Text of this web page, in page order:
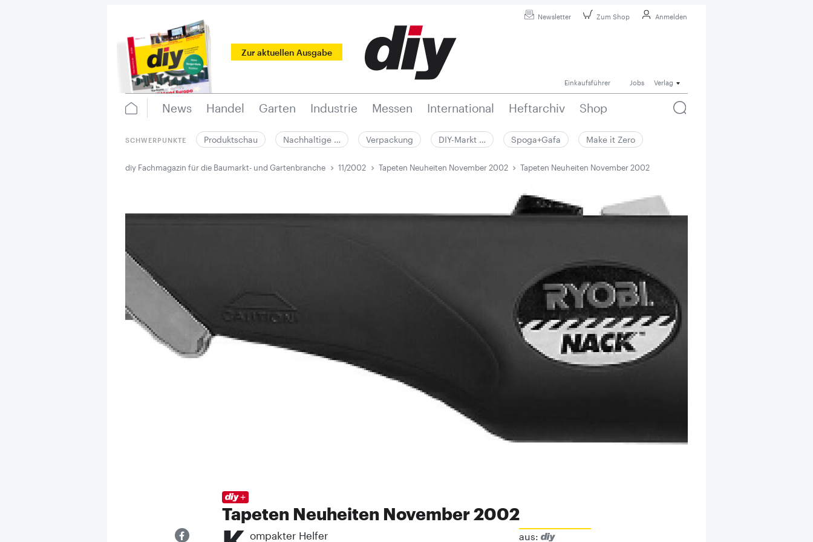
Newsletter Zum Shop Anmelden
Zur aktuellen Ausgabe
Einkaufsführer Jobs Verlag
News Handel Garten Industrie Messen International Heftarchiv Shop
SCHWERPUNKTE Produktschau Nachhaltige … Verpackung DIY-Markt … Spoga+Gafa Make it Zero
diy Fachmagazin für die Baumarkt- und Gartenbranche 11/2002 Tapeten Neuheiten November 2002 Tapeten Neuheiten November 2002
Tapeten Neuheiten November 2002
aus:
ompakter Helfer